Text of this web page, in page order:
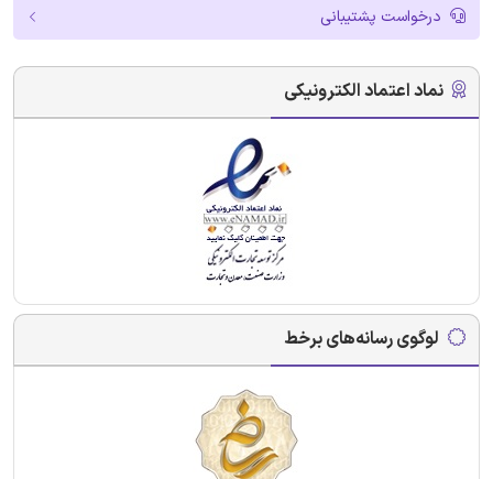
درخواست پشتیبانی
نماد اعتماد الکترونیکی
لوگوی رسانه‌های برخط